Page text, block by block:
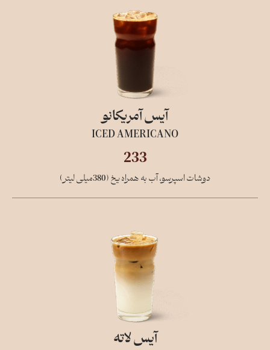
آیس آمریکانو
ICED AMERICANO
233
دوشات اسپرسو، آب به همراه یخ (380میلی لیتر)
آیس لاته